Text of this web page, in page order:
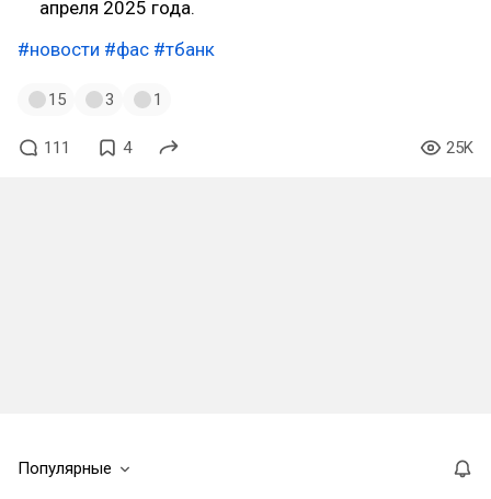
апреля 2025 года.
#новости #фас #тбанк
15 3 1
111 4 25K
Популярные